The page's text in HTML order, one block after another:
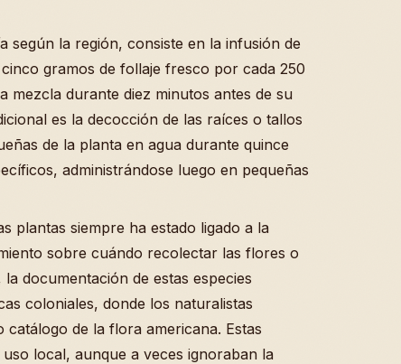
según la región, consiste en la infusión de
gramos de follaje fresco por cada 250
mezcla durante diez minutos antes de su
es la decocción de las raíces o tallos
de la planta en agua durante quince
administrándose luego en pequeñas
plantas siempre ha estado ligado a la
sobre cuándo recolectar las flores o
documentación de estas especies
coloniales, donde los naturalistas
de la flora americana. Estas
local, aunque a veces ignoraban la